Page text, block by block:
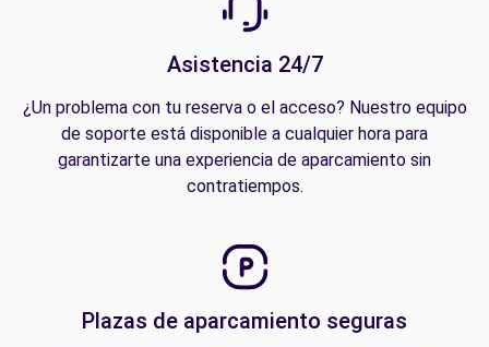
Asistencia 24/7
¿Un problema con tu reserva o el acceso? Nuestro equipo
de soporte está disponible a cualquier hora para
garantizarte una experiencia de aparcamiento sin
contratiempos.
Plazas de aparcamiento seguras